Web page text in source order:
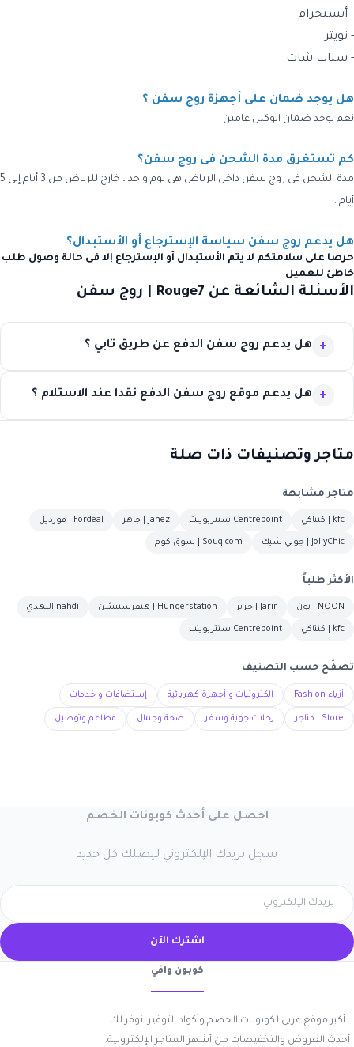
- أنستجرام
- تويتر
- سناب شات
هل يوجد ضمان على أجهزة روج سفن ؟
نعم يوجد ضمان الوكيل عامين .
كم تستغرق مدة الشحن فى روج سفن؟
مدة الشحن فى روج سفن داخل الرياض هى يوم واحد ، خارج للرياض من 3 أيام إلى 5
أيام .
هل يدعم روج سفن سياسة الإسترجاع أو الأستبدال؟
حرصا على سلامتكم لا يتم الأستبدال أو الإسترجاع إلا فى حالة وصول طلب
خاطئ للعميل
الأسئلة الشائعة عن Rouge7 | روج سفن
هل يدعم روج سفن الدفع عن طريق تابي ؟
هل يدعم موقع روج سفن الدفع نقدا عند الاستلام ؟
متاجر وتصنيفات ذات صلة
متاجر مشابهة
kfc | كنتاكي Centrepoint سنتربوينت jahez | جاهز Fordeal | فورديل
JollyChic | جولي شيك Souq com | سوق كوم
الأكثر طلباً
NOON | نون Jarir | جرير Hungerstation | هنقرستيشن nahdi النهدي
kfc | كنتاكي Centrepoint سنتربوينت
تصفّح حسب التصنيف
أزياء Fashion الكترونيات و أجهزة كهربائية إستضافات و خدمات
Store | متاجر رحلات جوية وسفر صحة وجمال مطاعم وتوصيل
احصل على أحدث كوبونات الخصم
سجل بريدك الإلكتروني ليصلك كل جديد
اشترك الآن
كوبون وافي
أكبر موقع عربي لكوبونات الخصم وأكواد التوفير. نوفر لك
أحدث العروض والتخفيضات من أشهر المتاجر الإلكترونية.